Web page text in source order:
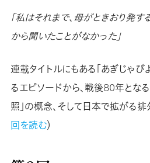
「私はそれまで、母がときおり発
から聞いたことがなかった」
連載タイトルにもある「あぎじゃ
るエピソードから、戦後80年とな
照」の概念、そして日本で拡がる排
回を読む）